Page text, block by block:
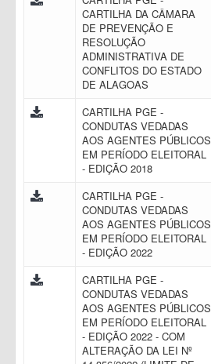
CARTILHA DA CÂMARA
DE PREVENÇÃO E
RESOLUÇÃO
ADMINISTRATIVA DE
CONFLITOS DO ESTADO
DE ALAGOAS
CARTILHA PGE -
CONDUTAS VEDADAS
AOS AGENTES PÚBLICOS
EM PERÍODO ELEITORAL
- EDIÇÃO 2018
CARTILHA PGE -
CONDUTAS VEDADAS
AOS AGENTES PÚBLICOS
EM PERÍODO ELEITORAL
- EDIÇÃO 2022
CARTILHA PGE -
CONDUTAS VEDADAS
AOS AGENTES PÚBLICOS
EM PERÍODO ELEITORAL
- EDIÇÃO 2022 - COM
ALTERAÇÃO DA LEI Nº